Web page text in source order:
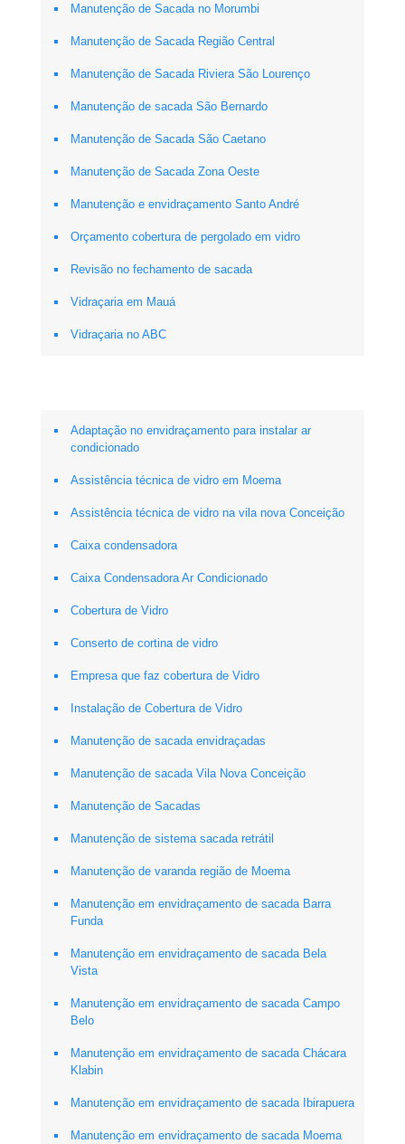
Manutenção de Sacada no Morumbi
Manutenção de Sacada Região Central
Manutenção de Sacada Riviera São Lourenço
Manutenção de sacada São Bernardo
Manutenção de Sacada São Caetano
Manutenção de Sacada Zona Oeste
Manutenção e envidraçamento Santo André
Orçamento cobertura de pergolado em vidro
Revisão no fechamento de sacada
Vidraçaria em Mauá
Vidraçaria no ABC
Adaptação no envidraçamento para instalar ar
condicionado
Assistência técnica de vidro em Moema
Assistência técnica de vidro na vila nova Conceição
Caixa condensadora
Caixa Condensadora Ar Condicionado
Cobertura de Vidro
Conserto de cortina de vidro
Empresa que faz cobertura de Vidro
Instalação de Cobertura de Vidro
Manutenção de sacada envidraçadas
Manutenção de sacada Vila Nova Conceição
Manutenção de Sacadas
Manutenção de sistema sacada retrátil
Manutenção de varanda região de Moema
Manutenção em envidraçamento de sacada Barra
Funda
Manutenção em envidraçamento de sacada Bela
Vista
Manutenção em envidraçamento de sacada Campo
Belo
Manutenção em envidraçamento de sacada Chácara
Klabin
Manutenção em envidraçamento de sacada Ibirapuera
Manutenção em envidraçamento de sacada Moema